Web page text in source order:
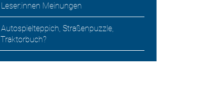
Leser:innen Meinungen
Autospielteppich, Straßenpuzzle,
Traktorbuch?